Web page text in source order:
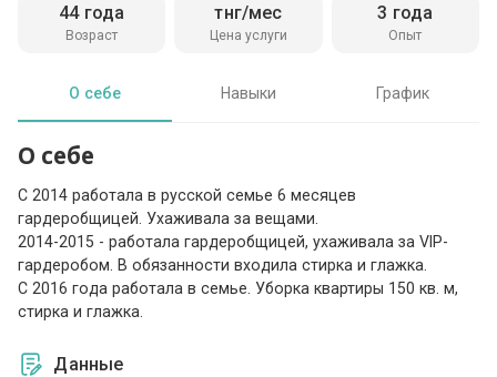
Возраст
44 года
Цена услуги
тнг/мес
Опыт
3 года
О себе Навыки График
О себе
С 2014 работала в русской семье 6 месяцев
гардеробщицей. Ухаживала за вещами.
2014-2015 - работала гардеробщицей, ухаживала за VIP-
гардеробом. В обязанности входила стирка и глажка.
С 2016 года работала в семье. Уборка квартиры 150 кв. м,
стирка и глажка.
Данные